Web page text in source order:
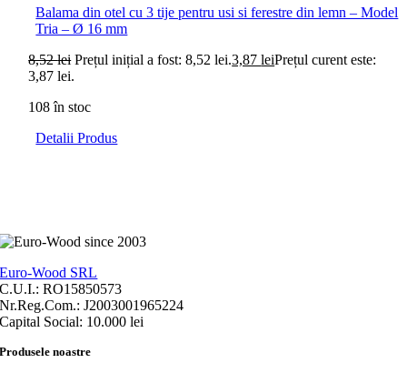
Balama din otel cu 3 tije pentru usi si ferestre din lemn – Model
Tria – Ø 16 mm
8,52lei Prețul inițial a fost: 8,52 lei.3,87leiPrețul curent este:
3,87 lei.
108 în stoc
Detalii Produs
Euro-Wood SRL
C.U.I.: RO15850573
Nr.Reg.Com.: J2003001965224
Capital Social: 10.000 lei
Produsele noastre